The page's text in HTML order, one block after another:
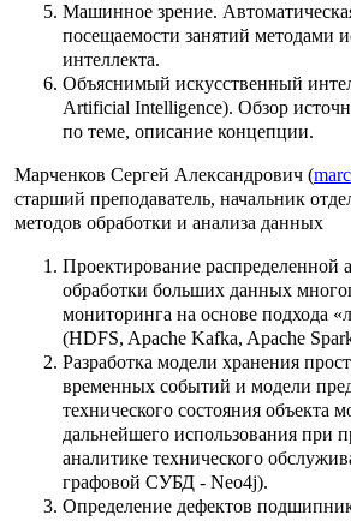
Машинное зрение.
посещаемости занятий методами
интеллекта.
Объяснимый искусственный
Artificial Intelligence). Обзор
по теме, описание концепции.
Марченков Сергей Александрович (
старший преподаватель, начальник
методов обработки и анализа данных
Проектирование распределенной
обработки больших данных
мониторинга на основе подхода
(HDFS, Apache Kafka, Apache
Разработка модели хранения
временных событий и модели
технического состояния объекта
дальнейшего использования при
аналитике технического
графовой СУБД - Neo4j).
Определение дефектов